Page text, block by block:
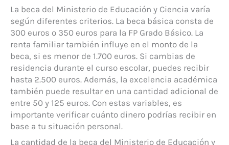
La beca del Ministerio de Educación y Ciencia varía
según diferentes criterios. La beca básica consta de
300 euros o 350 euros para la FP Grado Básico. La
renta familiar también influye en el monto de la
beca, si es menor de 1.700 euros. Si cambias de
residencia durante el curso escolar, puedes recibir
hasta 2.500 euros. Además, la excelencia académica
también puede resultar en una cantidad adicional de
entre 50 y 125 euros. Con estas variables, es
importante verificar cuánto dinero podrías recibir en
base a tu situación personal.
La cantidad de la beca del Ministerio de Educación y